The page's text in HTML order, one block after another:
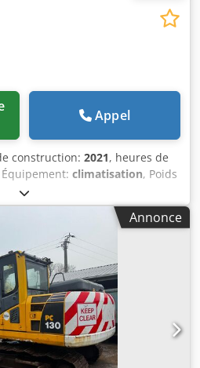
Appel
construction: 2021, heures de
Équipement: climatisation, Poids
Eb Aeireha Dimensions
Type de moteur: Deutz DEUTZ
Annonce